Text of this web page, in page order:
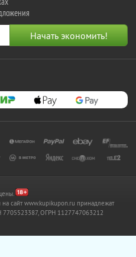
сайт www.kupikupon.ru принадлежат
7705523387, ОГРН 1127747063212